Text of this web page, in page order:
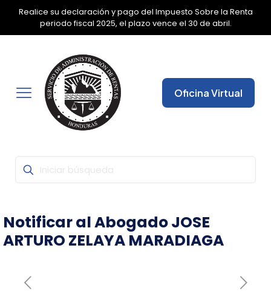
Realice su declaración y pago del Impuesto Sobre la Renta
periodo fiscal 2025, el plazo vence el 30 de abril.
✕
Oficina Virtual
Notificar al Abogado JOSE
ARTURO ZELAYA MARADIAGA